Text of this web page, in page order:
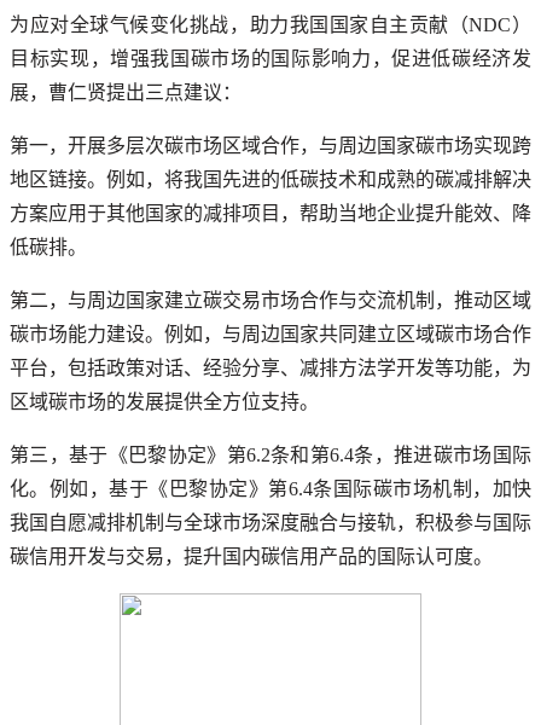
为应对全球气候变化挑战，助力我国国家自主贡献（NDC）
目标实现，增强我国碳市场的国际影响力，促进低碳经济发
展，曹仁贤提出三点建议：
第一，开展多层次碳市场区域合作，与周边国家碳市场实现跨
地区链接。例如，将我国先进的低碳技术和成熟的碳减排解决
方案应用于其他国家的减排项目，帮助当地企业提升能效、降
低碳排。
第二，与周边国家建立碳交易市场合作与交流机制，推动区域
碳市场能力建设。例如，与周边国家共同建立区域碳市场合作
平台，包括政策对话、经验分享、减排方法学开发等功能，为
区域碳市场的发展提供全方位支持。
第三，基于《巴黎协定》第6.2条和第6.4条，推进碳市场国际
化。例如，基于《巴黎协定》第6.4条国际碳市场机制，加快
我国自愿减排机制与全球市场深度融合与接轨，积极参与国际
碳信用开发与交易，提升国内碳信用产品的国际认可度。